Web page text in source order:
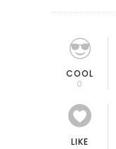
COOL
0
LIKE